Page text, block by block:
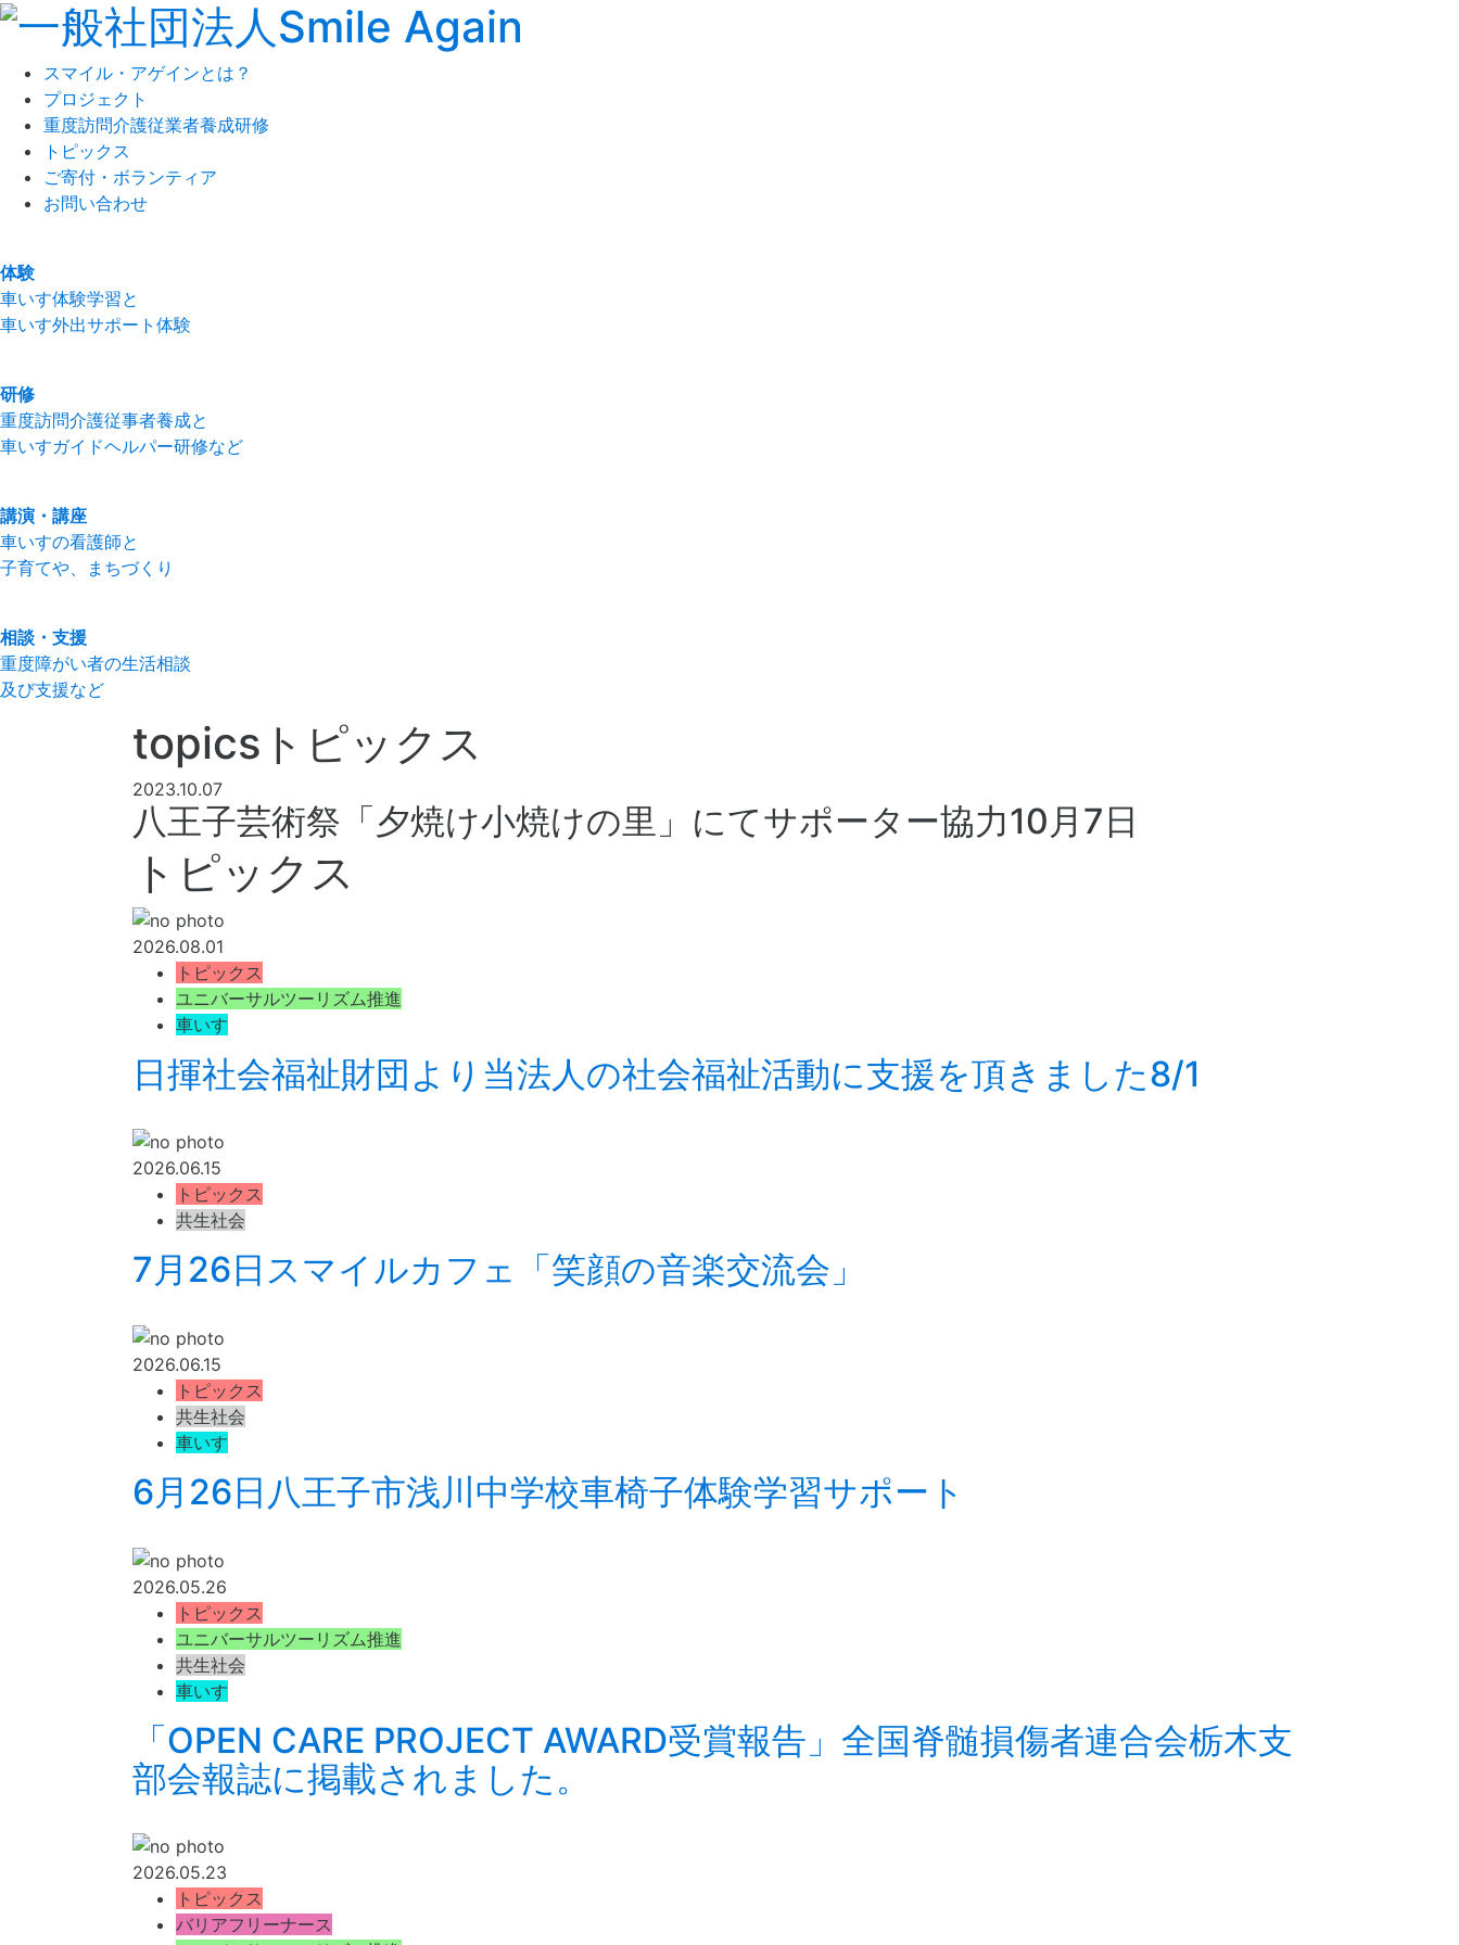
スマイル・アゲインとは？
プロジェクト
重度訪問介護従業者養成研修
トピックス
ご寄付・ボランティア
お問い合わせ
体験
車いす体験学習と
車いす外出サポート体験
研修
重度訪問介護従事者養成と
車いすガイドヘルパー研修など
講演・講座
車いすの看護師と
子育てや、まちづくり
相談・支援
重度障がい者の生活相談
及び支援など
topics トピックス
2023.10.07
八王子芸術祭「夕焼け小焼けの里」にてサポーター協力10月7日
トピックス
2026.08.01
トピックス
ユニバーサルツーリズム推進
車いす
日揮社会福祉財団より当法人の社会福祉活動に支援を頂きました8/1
2026.06.15
トピックス
共生社会
7月26日スマイルカフェ「笑顔の音楽交流会」
2026.06.15
トピックス
共生社会
車いす
6月26日八王子市浅川中学校車椅子体験学習サポート
2026.05.26
トピックス
ユニバーサルツーリズム推進
共生社会
車いす
「OPEN CARE PROJECT AWARD受賞報告」全国脊髄損傷者連合会栃木支
部会報誌に掲載されました。
2026.05.23
トピックス
バリアフリーナース